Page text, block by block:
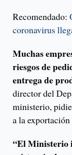
Recomendado:
coronavirus
Muchas
riesgos de
entrega de
director del
ministerio,
a la exportación
“El Ministerio